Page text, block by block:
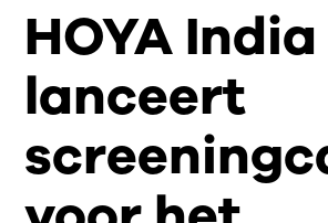
HOYA India
lanceert